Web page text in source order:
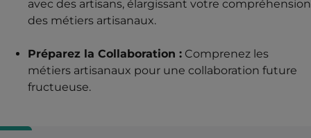
avec des artisans, élargissant votre compréhension
des métiers artisanaux.
Préparez la Collaboration : Comprenez les
métiers artisanaux pour une collaboration future
fructueuse.